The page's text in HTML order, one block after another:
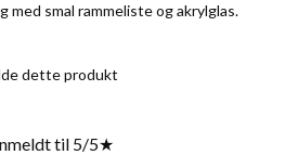
med smal rammeliste og akrylglas.
dette produkt
til 5/5★